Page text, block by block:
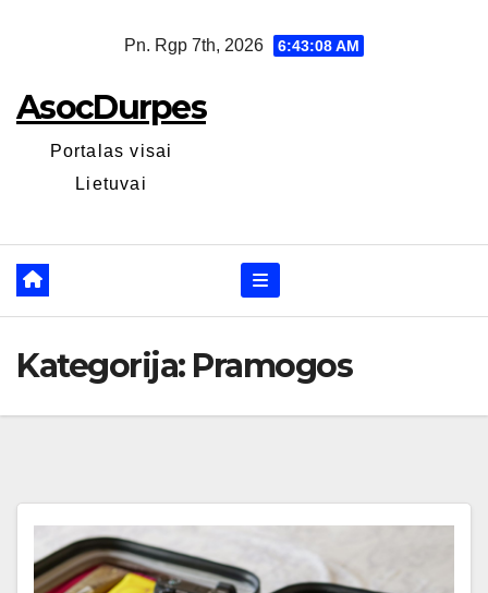
Pn. Rgp 7th, 2026 6:43:08 AM
AsocDurpes
Portalas visai
Lietuvai
Kategorija: Pramogos